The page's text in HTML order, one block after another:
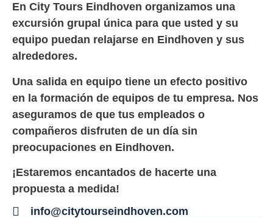
En City Tours Eindhoven organizamos una
excursión grupal única para que usted y su
equipo puedan relajarse en Eindhoven y sus
alrededores.
Una salida en equipo tiene un efecto positivo
en la formación de equipos de tu empresa. Nos
aseguramos de que tus empleados o
compañeros disfruten de un día sin
preocupaciones en Eindhoven.
¡Estaremos encantados de hacerte una
propuesta a medida!
info@citytourseindhoven.com